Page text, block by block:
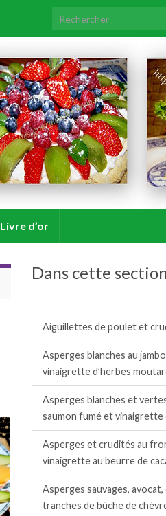
Search for:
Livre d’or
Dans cette
Aiguillettes de poulet et
Asperges blanches au
vinaigrette d’herbes
Asperges blanches et
saumon fumé et vinaigrette
Asperges et crudités au
vinaigrette au beurre de
Asperges sauvages,
tranches de bûche de